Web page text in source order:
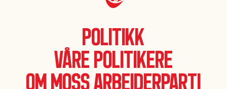
Politikk
Våre politikere
Om Moss Arbeiderparti